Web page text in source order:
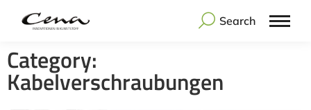
Search
Category:
Kabelverschraubungen